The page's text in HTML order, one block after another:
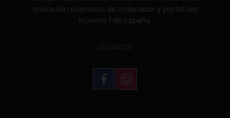
online de recambios de ordenador y portátiles
número 1 de España.